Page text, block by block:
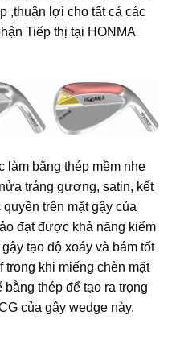
,thuận lợi cho tất cả các
Tiếp thị tại HONMA
làm bằng thép mềm nhẹ
tráng gương, satin, kết
trên mặt gậy của
đạt được khả năng kiểm
tạo độ xoáy và bám tốt
trong khi miếng chèn mặt
thép để tạo ra trọng
của gậy wedge này.